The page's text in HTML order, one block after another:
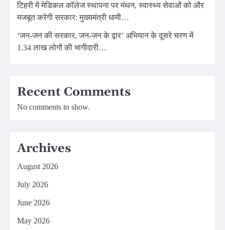
टिहरी में मेडिकल कॉलेज स्थापना पर मंथन, स्वास्थ्य सेवाओं को और
मजबूत करेगी सरकार: मुख्यमंत्री धामी…
‘जन-जन की सरकार, जन-जन के द्वार’ अभियान के दूसरे चरण में
1.34 लाख लोगों की भागीदारी…
Recent Comments
No comments to show.
Archives
August 2026
July 2026
June 2026
May 2026